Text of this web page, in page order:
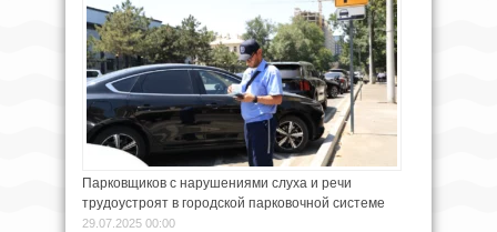
Парковщиков с нарушениями слуха и речи
трудоустроят в городской парковочной системе
29.07.2025 00:00